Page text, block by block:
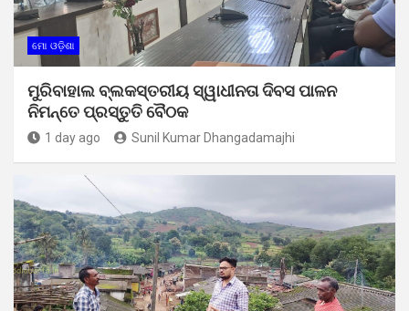
ମୋ ଓଡ଼ିଶା
ମୁରିବାହାଲ ବ୍ଲକସ୍ତରୀୟ ସ୍ୱାଧୀନତା ଦିବସ ପାଳନ
ନିମନ୍ତେ ପ୍ରସ୍ତୁତି ବୈଠକ
1 day ago Sunil Kumar Dhangadamajhi